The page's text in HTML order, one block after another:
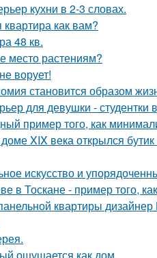
кухни в 2-3 словах.
как вам?
48 кв.
место растениям?
ворует!
становится образом
для девушки - студентки
пример того, как
XIX века открылся
искусство и
в Тоскане - пример того,
квартиры